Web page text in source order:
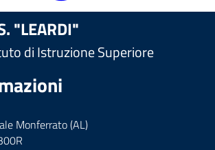
"LEARDI"
di Istruzione Superiore
Monferrato (AL)